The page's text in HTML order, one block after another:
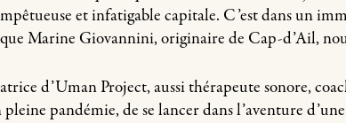
et infatigable capitale. C’est dans un
Marine Giovannini, originaire de Cap-d’Ail,
d’Uman Project, aussi thérapeute sonore,
pandémie, de se lancer dans l’aventure